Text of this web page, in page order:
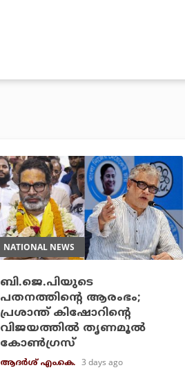
NATIONAL NEWS
ബി.ജെ.പിയുടെ
പതനത്തിന്റെ ആരംഭം;
പ്രശാന്ത് കിഷോറിന്റെ
വിജയത്തില്‍ തൃണമൂല്‍
കോണ്‍ഗ്രസ്
ആദർശ് എം.കെ. 3 days ago